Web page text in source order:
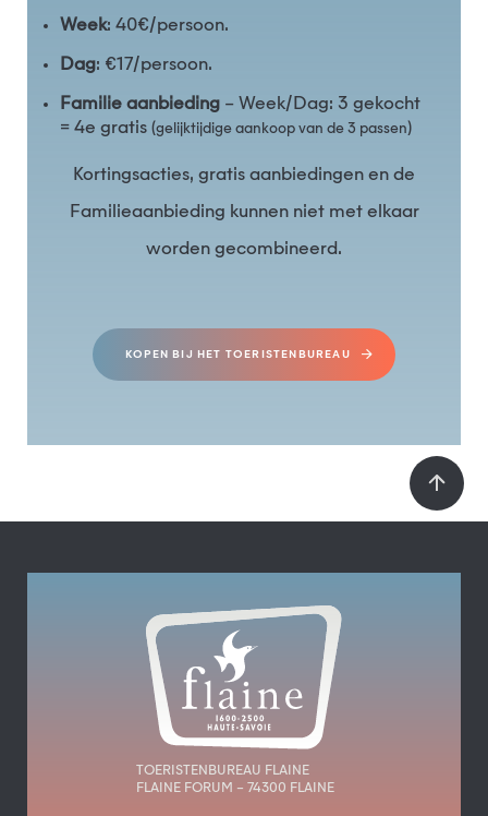
Week: 40€/persoon.
Dag: €17/persoon.
Familie aanbieding – Week/Dag: 3 gekocht
= 4e gratis (gelijktijdige aankoop van de 3 passen)
Kortingsacties, gratis aanbiedingen en de
Familieaanbieding kunnen niet met elkaar
worden gecombineerd.
KOPEN BIJ HET TOERISTENBUREAU
TOERISTENBUREAU FLAINE
FLAINE FORUM – 74300 FLAINE